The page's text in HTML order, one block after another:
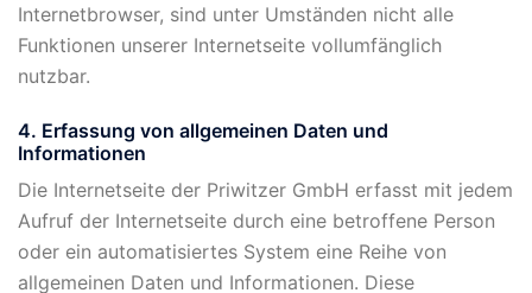
Internetbrowser, sind unter Umständen nicht alle
Funktionen unserer Internetseite vollumfänglich
nutzbar.
4. Erfassung von allgemeinen Daten und
Informationen
Die Internetseite der Priwitzer GmbH erfasst mit jedem
Aufruf der Internetseite durch eine betroffene Person
oder ein automatisiertes System eine Reihe von
allgemeinen Daten und Informationen. Diese